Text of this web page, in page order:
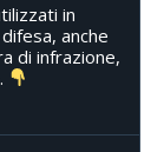
in
anche
di infrazione,